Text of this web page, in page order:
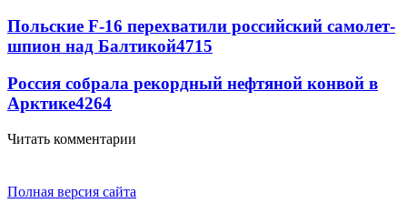
Польские F-16 перехватили российский самолет-
шпион над Балтикой4715
Россия собрала рекордный нефтяной конвой в
Арктике4264
Читать комментарии
Полная версия сайта